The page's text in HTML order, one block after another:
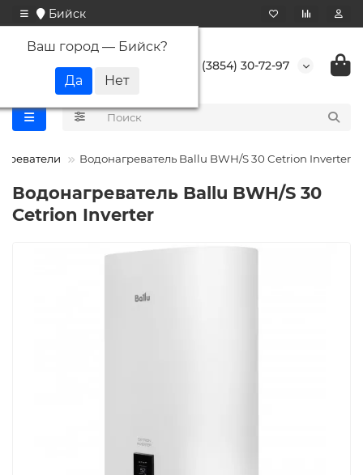
Бийск
Ваш город — Бийск?
+7 (3854) 30-72-97
Водонагреватель Ballu BWH/S 30 Cetrion Inverter
Водонагреватель Ballu BWH/S 30
Cetrion Inverter